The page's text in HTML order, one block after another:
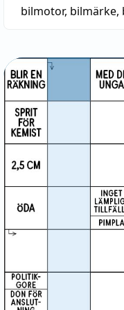
bilmotor, bilmärke,